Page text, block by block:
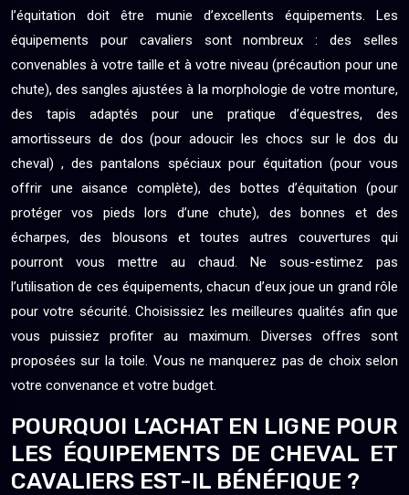
l’équitation doit être munie d’excellents équipements. Les
équipements pour cavaliers sont nombreux : des selles
convenables à votre taille et à votre niveau (précaution pour une
chute), des sangles ajustées à la morphologie de votre monture,
des tapis adaptés pour une pratique d’équestres, des
amortisseurs de dos (pour adoucir les chocs sur le dos du
cheval) , des pantalons spéciaux pour équitation (pour vous
offrir une aisance complète), des bottes d’équitation (pour
protéger vos pieds lors d’une chute), des bonnes et des
écharpes, des blousons et toutes autres couvertures qui
pourront vous mettre au chaud. Ne sous-estimez pas
l’utilisation de ces équipements, chacun d’eux joue un grand rôle
pour votre sécurité. Choisissiez les meilleures qualités afin que
vous puissiez profiter au maximum. Diverses offres sont
proposées sur la toile. Vous ne manquerez pas de choix selon
votre convenance et votre budget.
POURQUOI L’ACHAT EN LIGNE POUR
LES ÉQUIPEMENTS DE CHEVAL ET
CAVALIERS EST-IL BÉNÉFIQUE ?